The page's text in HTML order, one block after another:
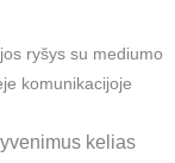
ryšys su mediumo
komunikacijoje
kelias